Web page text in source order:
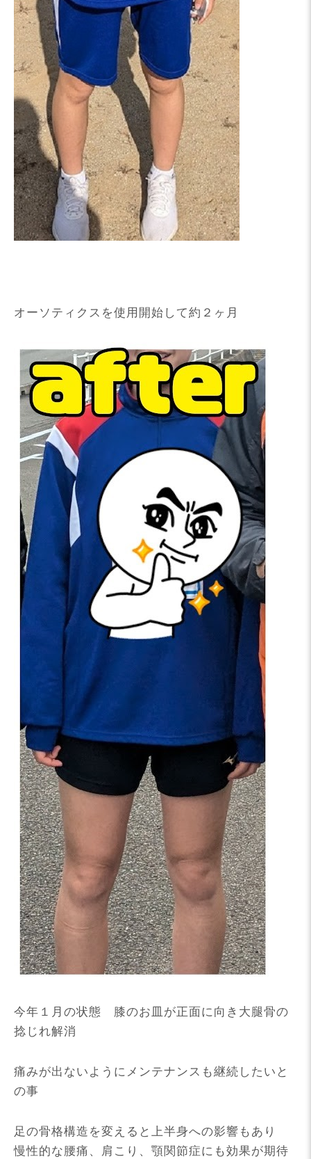
オーソティクスを使用開始して約２ヶ月
今年１月の状態 膝のお皿が正面に向き大腿骨の
捻じれ解消
痛みが出ないようにメンテナンスも継続したいと
の事
足の骨格構造を変えると上半身への影響もあり
慢性的な腰痛、肩こり、顎関節症にも効果が期待